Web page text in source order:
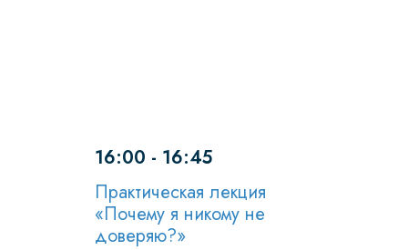
16:00 - 16:45
Практическая лекция
«Почему я никому не
доверяю?»